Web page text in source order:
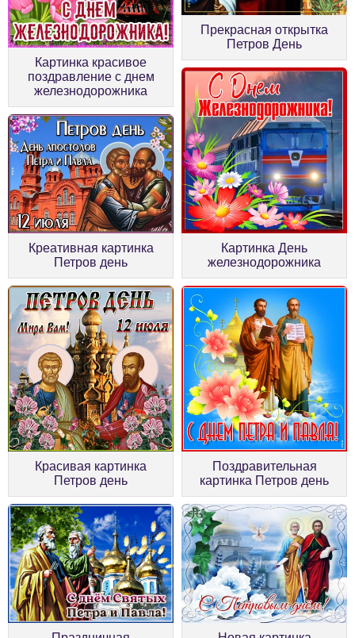
Картинка красивое
поздравление с днем
железнодорожника
Прекрасная открытка
Петров День
Креативная картинка
Петров день
Картинка День
железнодорожника
Красивая картинка
Петров день
Поздравительная
картинка Петров день